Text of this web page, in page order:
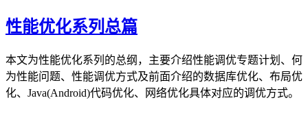
性能优化系列总篇
本文为性能优化系列的总纲，主要介绍性能调优专题计划、何
为性能问题、性能调优方式及前面介绍的数据库优化、布局优
化、Java(Android)代码优化、网络优化具体对应的调优方式。